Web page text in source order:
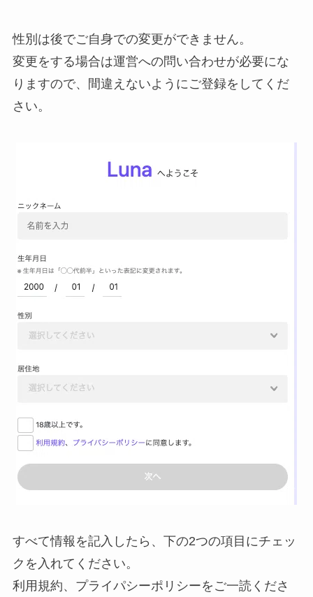
性別は後でご自身での変更ができません。
変更をする場合は運営への問い合わせが必要にな
りますので、間違えないようにご登録をしてくだ
さい。
すべて情報を記入したら、下の2つの項目にチェッ
クを入れてください。
利用規約、プライパシーポリシーをご一読くださ